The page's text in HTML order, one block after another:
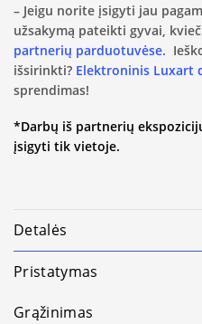
– Jeigu norite įsigyti jau
užsakymą pateikti gyvai,
partnerių parduotuvėse.
išsirinkti? Elektroninis Luxart
sprendimas!
*Darbų iš partnerių
įsigyti tik vietoje.
Detalės
Pristatymas
Grąžinimas